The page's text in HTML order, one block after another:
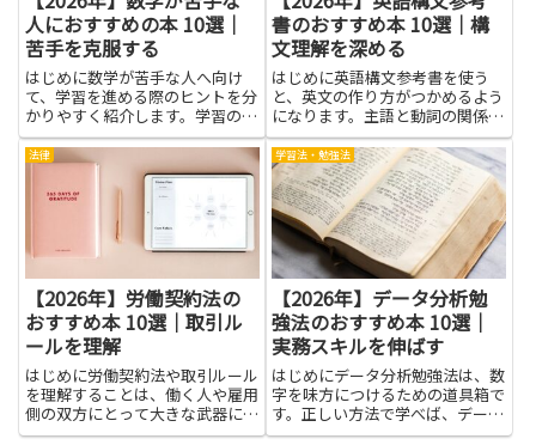
人におすすめの本 10選｜
苦手を克服する
はじめに数学が苦手な人へ向け
て、学習を進める際のヒントを分
かりやすく紹介します。学習の入
口を間違えると苦手意識が強くな
ることがありますが、基礎の考え
方を丁寧に積み重ねられる本を手
に取ると、理解の速度が穏やかに
上がることが多いです。数字や図
書のおすすめ本 10選｜構
文理解を深める
はじめに英語構文参考書を使う
と、英文の作り方がつかめるよう
になります。主語と動詞の関係、
時制の使い分け、前置詞の役割な
ど、英語の基本のしくみを丁寧に
見ることができます。これを身に
つけると、長い文章も読みやすく
なり、伝えたい内容を正しく伝え
や...
法律
【2026年】労働契約法の
おすすめ本 10選｜取引ル
ールを理解
はじめに労働契約法や取引ルール
を理解することは、働く人や雇用
側の双方にとって大きな武器にな
ります。契約の基本的な仕組みを
学習法・勉強法
【2026年】データ分析勉
強法のおすすめ本 10選｜
実務スキルを伸ばす
はじめにデータ分析勉強法は、数
字を味方につけるための道具箱で
す。正しい方法で学べば、データ
を見ただけで何が分かるのか、ど